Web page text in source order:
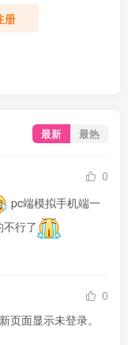
册
最新 最热
0
pc端模拟手机端一
行了
0
页面显示未登录。